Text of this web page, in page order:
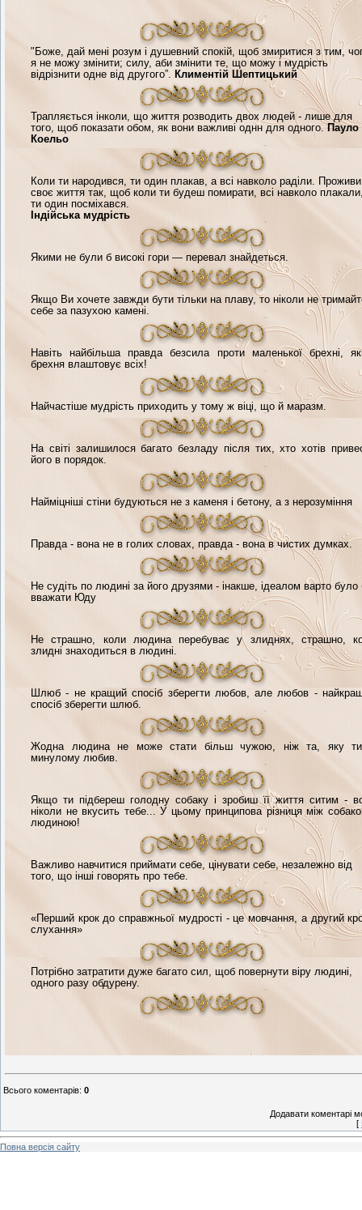
"Боже, дай мені розум і душевний спокій, щоб змиритися з тим,
я не можу змінити; силу, аби змінити те, що можу і мудрість
відрізнити одне від другого”. Климентій Шептицький
Трапляється інколи, що життя розводить двох людей - лише для
того, щоб показати обом, як вони важливі однн для одного.Пауло
Коельо
Коли ти народився, ти один плакав, а всі навколо раділи. Проживи
своє життя так, щоб коли ти будеш помирати, всі навколо
ти один посміхався.
Індійська мудрість
Якими не були б високі гори — перевал знайдеться.
Якщо Ви хочете завжди бути тільки на плаву, то ніколи не
себе за пазухою камені.
Навіть найбільша правда безсила проти маленької брехні,
брехня влаштовує всіх!
Найчастіше мудрість приходить у тому ж віці, що й маразм.
На світі залишилося багато безладу після тих, хто хотів
його в порядок.
Найміцніші стіни будуються не з каменя і бетону, а з нерозуміння
Правда - вона не в голих словах, правда - вона в чистих думках.
Не судіть по людині за його друзями - інакше, ідеалом варто було
вважати Юду
Не страшно, коли людина перебуває у злиднях, страшно,
злидні знаходиться в людині.
Шлюб - не кращий спосіб зберегти любов, але любов -
спосіб зберегти шлюб.
Жодна людина не може стати більш чужою, ніж та, яку
минулому любив.
Якщо ти підбереш голодну собаку і зробиш її життя ситим -
ніколи не вкусить тебе... У цьому принципова різниця між
людиною!
Важливо навчитися приймати себе, цінувати себе, незалежно від
того, що інші говорять про тебе.
«Перший крок до справжньої мудрості - це мовчання, а другий
слухання»
Потрібно затратити дуже багато сил, щоб повернути віру людині,
одного разу обдурену.
Всього коментарів: 0
Додавати коментарі
[
Повна версія сайту